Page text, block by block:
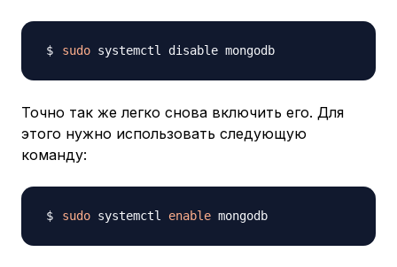
sudo
Точно так же легко снова включить его. Для
этого нужно использовать следующую
команду:
sudo systemctl enable